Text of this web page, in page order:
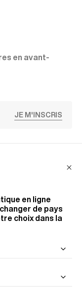
en avant-
JE M'INSCRIS
en ligne
de pays
choix dans la